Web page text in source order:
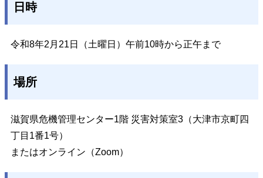
日時
令和8年2月21日（土曜日）午前10時から正午まで
場所
滋賀県危機管理センター1階 災害対策室3（大津市京町四
丁目1番1号）
またはオンライン（Zoom）